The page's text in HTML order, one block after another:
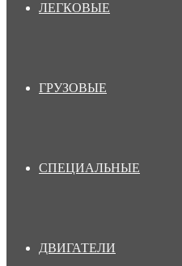
ЛЕГКОВЫЕ
ГРУЗОВЫЕ
СПЕЦИАЛЬНЫЕ
ДВИГАТЕЛИ